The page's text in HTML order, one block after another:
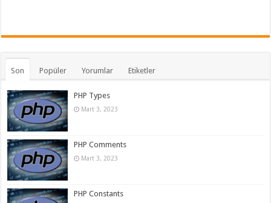
Son Popüler Yorumlar Etiketler
PHP Types
Mart 3, 2023
PHP Comments
Mart 3, 2023
PHP Constants